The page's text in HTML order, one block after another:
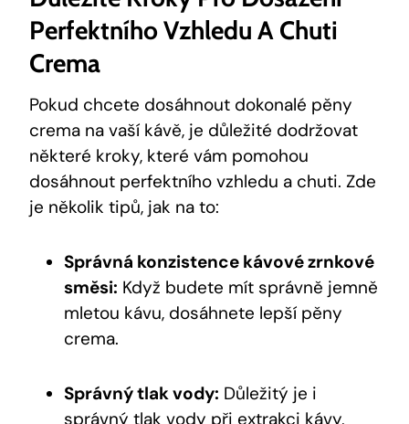
Perfektního Vzhledu A Chuti
Crema
Pokud chcete dosáhnout dokonalé pěny
crema na vaší kávě, je důležité dodržovat
některé kroky, které vám pomohou
dosáhnout perfektního vzhledu a chuti. Zde
je několik tipů, jak na to:
Správná konzistence kávové zrnkové
směsi: Když budete mít správně jemně
mletou kávu, dosáhnete lepší pěny
crema.
Správný tlak vody: Důležitý je i
správný tlak vody při extrakci kávy,